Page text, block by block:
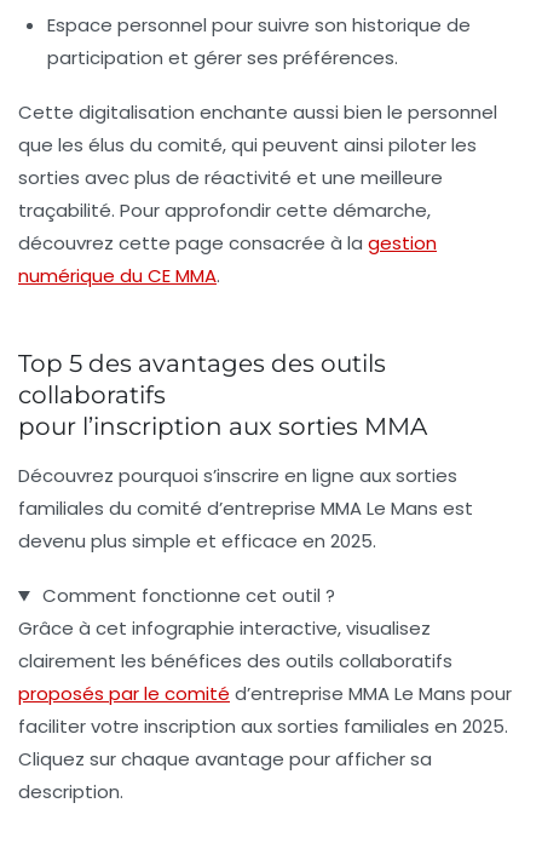
Espace personnel pour suivre son historique de
participation et gérer ses préférences.
Cette digitalisation enchante aussi bien le personnel
que les élus du comité, qui peuvent ainsi piloter les
sorties avec plus de réactivité et une meilleure
traçabilité. Pour approfondir cette démarche,
découvrez cette page consacrée à la gestion
numérique du CE MMA.
Top 5 des avantages des outils
collaboratifs
pour l’inscription aux sorties MMA
Découvrez pourquoi s’inscrire en ligne aux sorties
familiales du comité d’entreprise MMA Le Mans est
devenu plus simple et efficace en 2025.
Comment fonctionne cet outil ?
Grâce à cet infographie interactive, visualisez
clairement les bénéfices des outils collaboratifs
proposés par le comité d’entreprise MMA Le Mans pour
faciliter votre inscription aux sorties familiales en 2025.
Cliquez sur chaque avantage pour afficher sa
description.